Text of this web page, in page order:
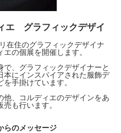
エ グラフィックデザイ
在住のグラフィックデザイナ
の個展を開催します。
で、グラフィックデザイナーと
本にインスパイアされた服飾デ
手掛けています。
他、コルディエのデザインをあ
も行います。
らのメッセージ